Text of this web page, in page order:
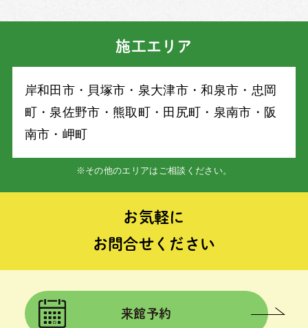
施工エリア
岸和⽥市・⾙塚市・泉⼤津市・和泉市・忠岡
町・泉佐野市・熊取町・⽥尻町・泉南市・阪
南市・岬町
※その他のエリアはご相談ください。
お気軽に
お問合せください
来館予約